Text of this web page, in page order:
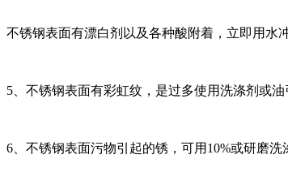
不锈钢表面有漂白剂以及各种酸附着，立即用水
5、不锈钢表面有彩虹纹，是过多使用洗涤剂或
6、不锈钢表面污物引起的锈，可用10%或研磨